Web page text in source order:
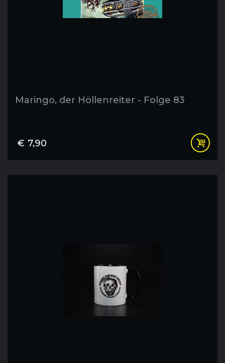
Maringo, der Höllenreiter - Folge 83
€ 7,90